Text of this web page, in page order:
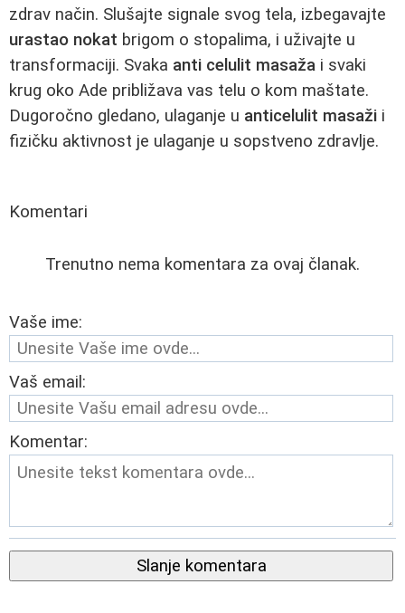
zdrav način. Slušajte signale svog tela, izbegavajte
urastao nokat brigom o stopalima, i uživajte u
transformaciji. Svaka anti celulit masaža i svaki
krug oko Ade približava vas telu o kom maštate.
Dugoročno gledano, ulaganje u anticelulit masaži i
fizičku aktivnost je ulaganje u sopstveno zdravlje.
Komentari
Trenutno nema komentara za ovaj članak.
Vaše ime:
Vaš email:
Komentar:
Slanje komentara